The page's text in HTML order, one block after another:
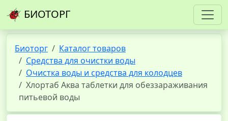
БИОТОРГ
Биоторг
Каталог товаров
Средства для очистки воды
Очистка воды и средства для колодцев
Хлортаб Аква таблетки для обеззараживания
питьевой воды